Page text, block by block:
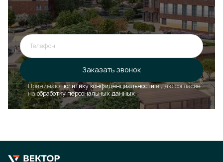
Телефон
Заказать звонок
Принимаюполитику конфиденциальностии даю согласие
наобработку персональных данных
Ошибка при отправке!
Форма появится через
Закрыть